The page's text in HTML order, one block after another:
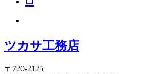
ツカサ工務店
〒720-2125